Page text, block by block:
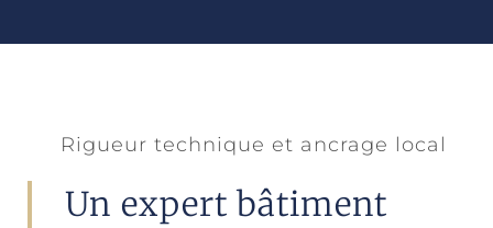
Rigueur technique et ancrage local
Un expert bâtiment